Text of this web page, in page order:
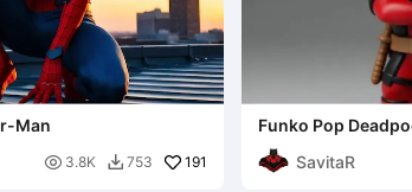
Man
 3.8K  753 191
Funko Pop
SavitaR